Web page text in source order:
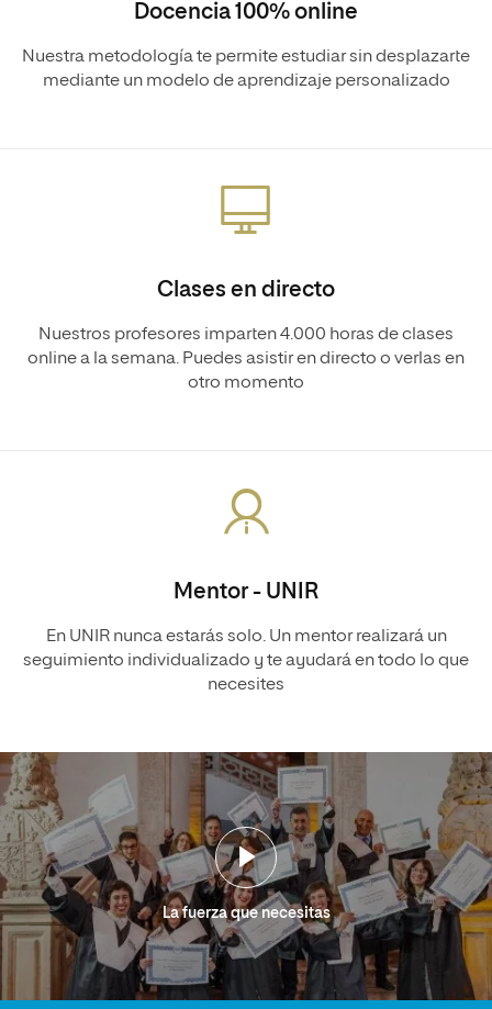
Docencia 100% online
Nuestra metodología te permite estudiar sin desplazarte
mediante un modelo de aprendizaje personalizado
Clases en directo
Nuestros profesores imparten 4.000 horas de clases
online a la semana. Puedes asistir en directo o verlas en
otro momento
Mentor - UNIR
En UNIR nunca estarás solo. Un mentor realizará un
seguimiento individualizado y te ayudará en todo lo que
necesites
La fuerza que necesitas